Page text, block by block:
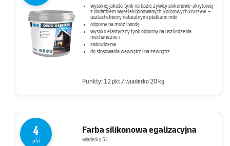
wysokiej jakości tynk na bazie żywicy silikonowo-akrylowej
z dodatkiem wyselekcjonowanych, kolorowych kruszyw. –
uszlachetniony naturalnymi płatkami miki
odporny na mróz i wodę
wysoko elastyczny tynk odporny na uszkodzenia
mechaniczne i
zabrudzenia
do stosowania wewnątrz i na zewnątrz
Punkty: 12 pkt / wiaderko 20 kg
4
pkt
Farba silikonowa egalizacyjna
wiaderko 5 l